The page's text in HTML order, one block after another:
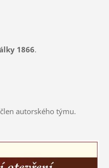
1866.
autorského týmu.